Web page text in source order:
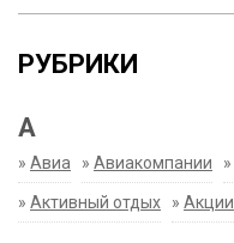
РУБРИКИ
А
» Авиа » Авиакомпании »
» Активный отдых » Акции